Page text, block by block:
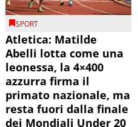
SPORT
Atletica: Matilde
Abelli lotta come una
leonessa, la 4×400
azzurra firma il
primato nazionale, ma
resta fuori dalla finale
dei Mondiali Under 20